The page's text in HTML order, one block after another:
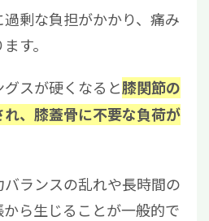
剰な負担がかかり、痛み
す。
スが硬くなると膝関節の
、膝蓋骨に不要な負荷が
ランスの乱れや長時間の
ら生じることが一般的で